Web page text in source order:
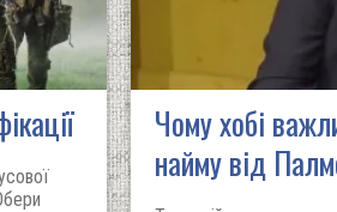
Чому хобі
найму від